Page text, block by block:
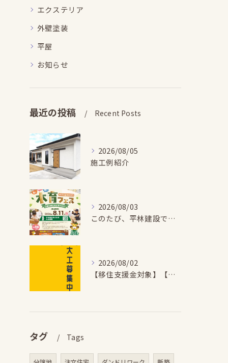
エクステリア
外壁塗装
平屋
お知らせ
最近の投稿 Recent Posts
2026/08/05
施工例紹介
2026/08/03
このたび、平林建設では、お子さまが木とふれあい・木について学...
2026/08/02
【移住支援金対象】【未経験歓迎】大多喜町で「見えないところも...
タグ Tags